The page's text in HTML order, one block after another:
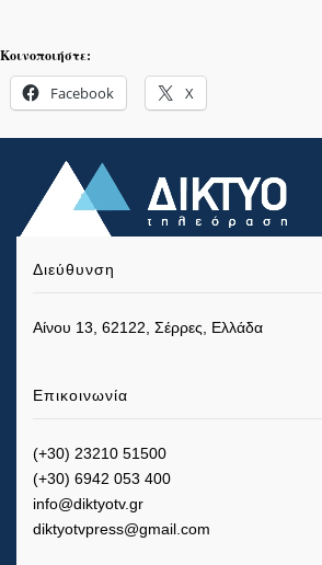
Κοινοποιήστε:
Facebook X
Διεύθυνση
Αίνου 13, 62122, Σέρρες, Ελλάδα
Επικοινωνία
(+30) 23210 51500
(+30) 6942 053 400
info@diktyotv.gr
diktyotvpress@gmail.com